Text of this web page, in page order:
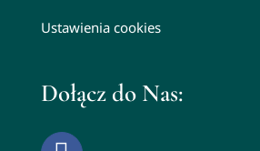
Ustawienia cookies
Dołącz do Nas: